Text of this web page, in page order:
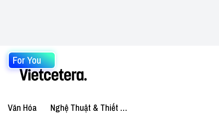
For You
Văn Hóa Nghệ Thuật & Thiết Kế